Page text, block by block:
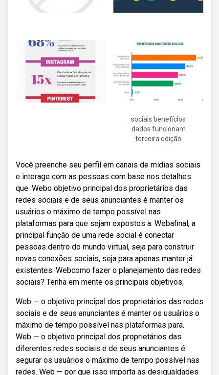
sociais benefícios
dados funcionam
terceira edição
Você preenche seu perfil em canais de mídias sociais
e interage com as pessoas com base nos detalhes
que. Webo objetivo principal dos proprietários das
redes sociais e de seus anunciantes é manter os
usuários o máximo de tempo possível nas
plataformas para que sejam expostos a. Webafinal, a
principal função de uma rede social é conectar
pessoas dentro do mundo virtual, seja para construir
novas conexões sociais, seja para apenas manter já
existentes. Webcomo fazer o planejamento das redes
sociais? Tenha em mente os principais objetivos;
Web — o objetivo principal dos proprietários das redes
sociais e de seus anunciantes é manter os usuários o
máximo de tempo possível nas plataformas para.
Web — o objetivo principal dos proprietários das
diferentes redes sociais e de seus anunciantes é
segurar os usuários o máximo de tempo possível nas
redes. Web — por que isso importa as desigualdades